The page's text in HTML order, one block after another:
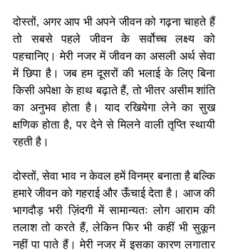
दोस्तों, अगर आप भी अपने जीवन को गढ़ना चाहते हैं
तो सबसे पहले जीवन के सर्वोच्च लक्ष्य को
पहचानिए। मेरी नजर में जीवन का असली अर्थ सेवा
में छिपा है। जब हम दूसरों की भलाई के लिए बिना
किसी अपेक्षा के हाथ बढ़ाते हैं, तो भीतर असीम शांति
का अनुभव होता है। याद रखियेगा लेने का सुख
क्षणिक होता है, पर देने से मिलने वाली तृप्ति स्थायी
रहती है।
दोस्तों, सेवा भाव न केवल हमें विनम्र बनाता है बल्कि
हमारे जीवन को गहराई और ऊँचाई देता है। आज की
भागदौड़ भरी ज़िंदगी में सामान्यतः लोग आराम की
तलाश तो करते हैं, लेकिन फिर भी कहीं भी सुकून
नहीं पा पाते हैं। मेरी नजर में इसका कारण लगातार